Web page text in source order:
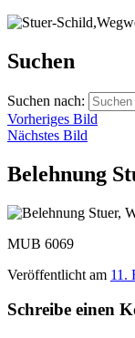
Suchen
Suchen nach:
Vorheriges Bild
Nächstes Bild
Belehnung
MUB 6069
Veröffentlicht am 11.
Schreibe einen